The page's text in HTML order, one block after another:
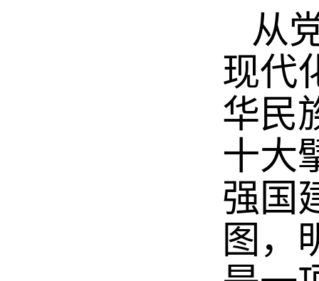
从
现代
华民
十大
强国
图，